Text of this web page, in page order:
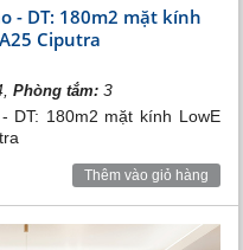
- DT: 180m2 mặt kính
Ciputra
Phòng tắm: 3
DT: 180m2 mặt kính LowE
Thêm vào giỏ hàng